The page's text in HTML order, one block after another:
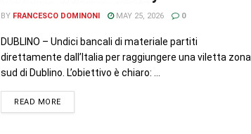
BY FRANCESCO DOMINONI MAY 25, 2026 0
DUBLINO – Undici bancali di materiale partiti
direttamente dall’Italia per raggiungere una viletta zona
sud di Dublino. L’obiettivo è chiaro: ...
READ MORE